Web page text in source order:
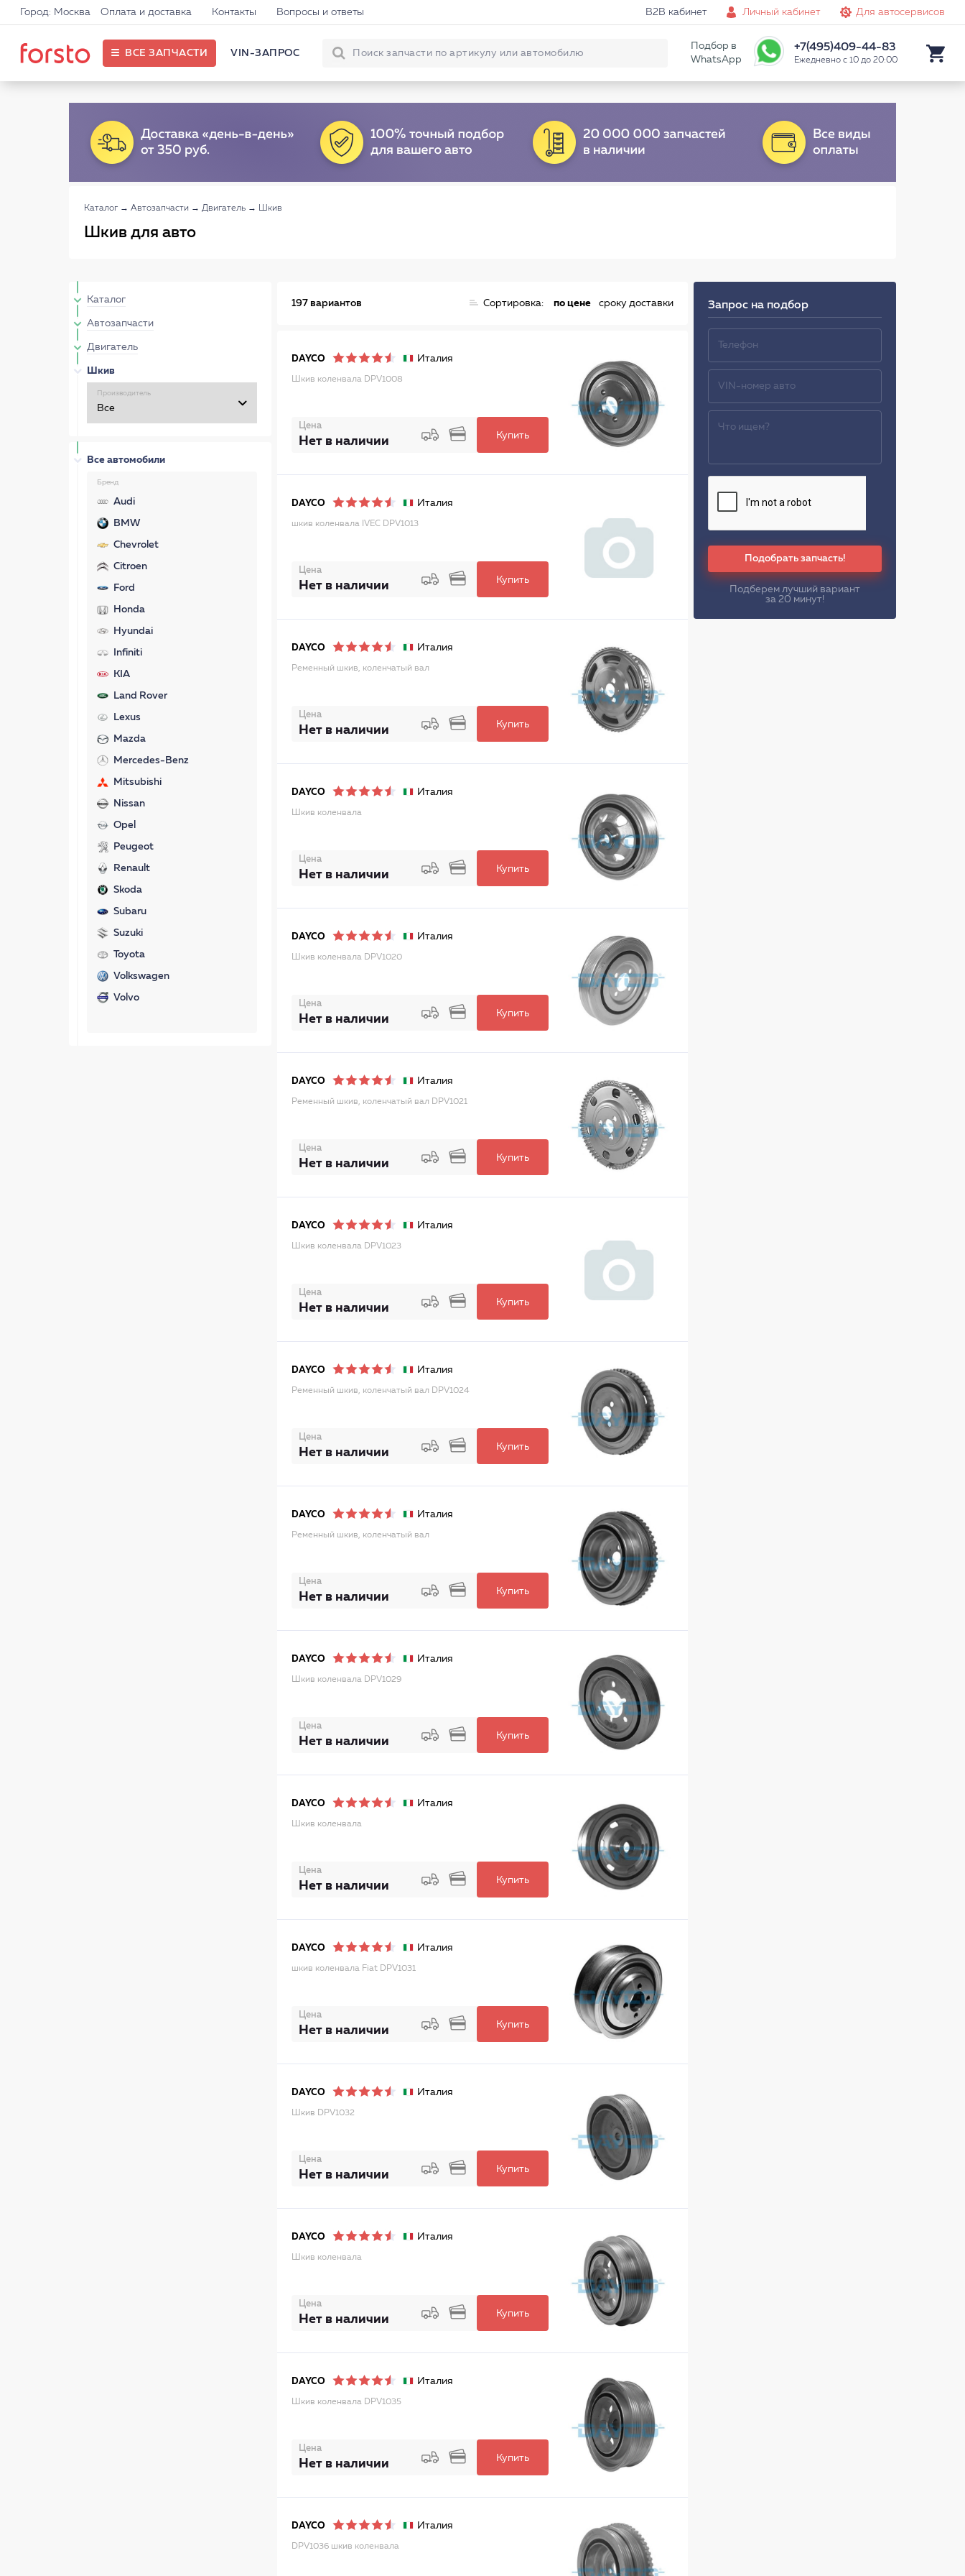
Город: Москва Оплата и доставка Контакты Вопросы и ответы B2B кабинет Личный кабинет Для автосервисов
ВСЕ ЗАПЧАСТИ VIN-ЗАПРОС
Подбор в
WhatsApp
+7(495)409-44-83
Ежедневно с 10 до 20:00
Каталог → Автозапчасти → Двигатель → Шкив
Шкив для авто
Каталог
Автозапчасти
Двигатель
Шкив
Производитель
Все автомобили
Бренд
Audi
BMW
Chevrolet
Citroen
Ford
Honda
Hyundai
Infiniti
KIA
Land Rover
Lexus
Mazda
Mercedes-Benz
Mitsubishi
Nissan
Opel
Peugeot
Renault
Skoda
Subaru
Suzuki
Toyota
Volkswagen
Volvo
197 вариантов Сортировка: по цене сроку доставки
DAYCO Италия
Шкив коленвала DPV1008
Цена
Нет в наличии Купить
DAYCO Италия
шкив коленвала IVEC DPV1013
Цена
Нет в наличии Купить
DAYCO Италия
Ременный шкив, коленчатый вал
Цена
Нет в наличии Купить
DAYCO Италия
Шкив коленвала
Цена
Нет в наличии Купить
DAYCO Италия
Шкив коленвала DPV1020
Цена
Нет в наличии Купить
DAYCO Италия
Ременный шкив, коленчатый вал DPV1021
Цена
Нет в наличии Купить
DAYCO Италия
Шкив коленвала DPV1023
Цена
Нет в наличии Купить
DAYCO Италия
Ременный шкив, коленчатый вал DPV1024
Цена
Нет в наличии Купить
DAYCO Италия
Ременный шкив, коленчатый вал
Цена
Нет в наличии Купить
DAYCO Италия
Шкив коленвала DPV1029
Цена
Нет в наличии Купить
DAYCO Италия
Шкив коленвала
Цена
Нет в наличии Купить
DAYCO Италия
шкив коленвала Fiat DPV1031
Цена
Нет в наличии Купить
DAYCO Италия
Шкив DPV1032
Цена
Нет в наличии Купить
DAYCO Италия
Шкив коленвала
Цена
Нет в наличии Купить
DAYCO Италия
Шкив коленвала DPV1035
Цена
Нет в наличии Купить
DAYCO Италия
DPV1036 шкив коленвала
Запрос на подбор
Подобрать запчасть!
Подберем лучший вариант
за 20 минут!